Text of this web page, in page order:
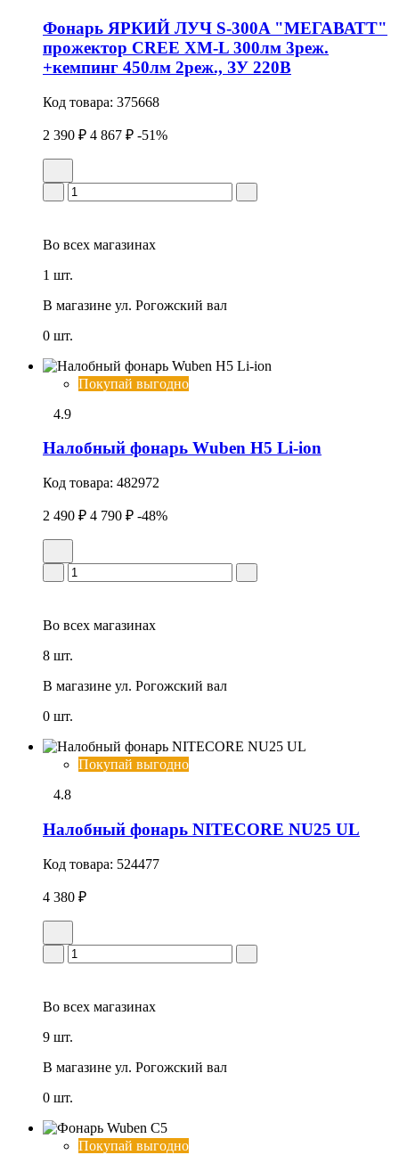
Фонарь ЯРКИЙ ЛУЧ S-300A "МЕГАВАТТ"
прожектор CREE XM-L 300лм 3реж.
+кемпинг 450лм 2реж., ЗУ 220В
Код товара: 375668
2 390 ₽ 4 867 ₽ -51%
Во всех магазинах
1 шт.
В магазине ул. Рогожский вал
0 шт.
Покупай выгодно
4.9
Налобный фонарь Wuben H5 Li-ion
Код товара: 482972
2 490 ₽ 4 790 ₽ -48%
Во всех магазинах
8 шт.
В магазине ул. Рогожский вал
0 шт.
Покупай выгодно
4.8
Налобный фонарь NITECORE NU25 UL
Код товара: 524477
4 380 ₽
Во всех магазинах
9 шт.
В магазине ул. Рогожский вал
0 шт.
Покупай выгодно